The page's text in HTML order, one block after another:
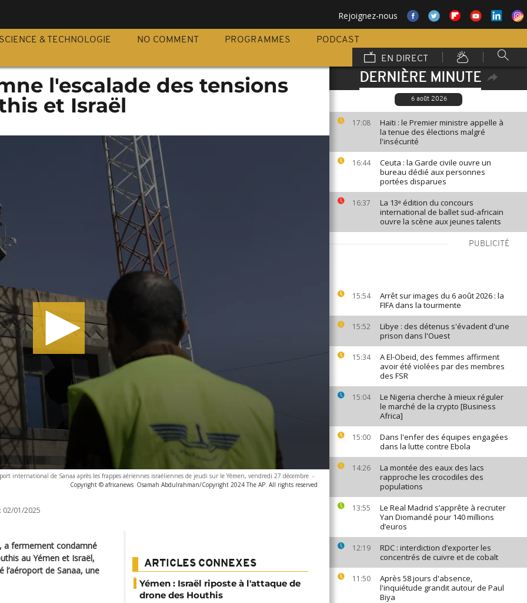
Rejoignez-nous
SCIENCE & TECHNOLOGIE NO COMMENT PROGRAMMES
PODCAST
EN DIRECT
DERNIÈRE MINUTE
6 août 2026
17:08
Haïti : le Premier ministre appelle à
la tenue des élections malgré
l'insécurité
16:44
Ceuta : la Garde civile ouvre un
bureau dédié aux personnes
portées disparues
16:37
La 13ᵉ édition du concours
international de ballet sud-africain
ouvre la scène aux jeunes talents
PUBLICITÉ
15:54
Arrêt sur images du 6 août 2026 : la
FIFA dans la tourmente
15:52
Libye : des détenus s'évadent d'une
prison dans l'Ouest
15:34
A El-Obeid, des femmes affirment
avoir été violées par des membres
des FSR
15:04
Le Nigeria cherche à mieux réguler
le marché de la crypto [Business
Africa]
15:00
Dans l'enfer des équipes engagées
dans la lutte contre Ebola
14:26
La montée des eaux des lacs
rapproche les crocodiles des
populations
13:55
Le Real Madrid s’apprête à recruter
Yan Diomandé pour 140 millions
d’euros
12:19
RDC : interdiction d’exporter les
concentrés de cuivre et de cobalt
11:50
Après 58 jours d'absence,
l'inquiétude grandit autour de Paul
Biya
l'escalade des tensions
et Israël
international de Sanaa après les frappes aériennes israéliennes de jeudi sur le Yémen, vendredi 27 décembre -
Copyright © africanews Osamah Abdulrahman/Copyright 2024 The AP. All rights reserved
02/01/2025
a fermement condamné
au Yémen et Israël,
l’aéroport de Sanaa, une
ARTICLES CONNEXES
Yémen : Israël riposte à l'attaque de
drone des Houthis